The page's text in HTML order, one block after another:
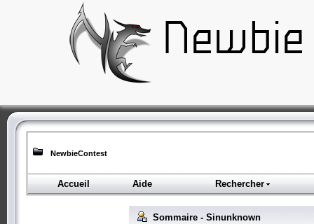
NewbieContest
Accueil Aide Rechercher
Sommaire - Sinunknown